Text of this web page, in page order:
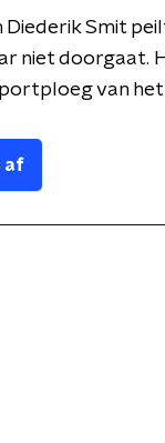
Diederik Smit
niet doorgaat.
van het
af